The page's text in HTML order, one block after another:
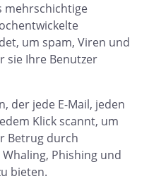
mehrschichtige
um spam, Viren und
sie Ihre Benutzer
der jede E-Mail, jeden
Klick scannt, um
Betrug durch
Phishing und
bieten.